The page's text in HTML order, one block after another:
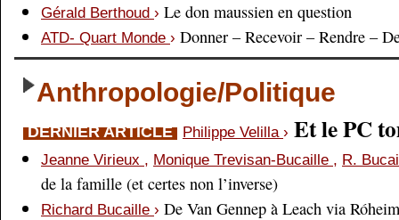
Gérald Berthoud › Le don maussien en question
ATD- Quart Monde › Donner – Recevoir – Rendre –
Anthropologie/Politique
DERNIER ARTICLE Philippe Velilla › Et le PC
Jeanne Virieux , Monique Trevisan-Bucaille , R.
de la famille (et certes non l’inverse)
Richard Bucaille › De Van Gennep à Leach via